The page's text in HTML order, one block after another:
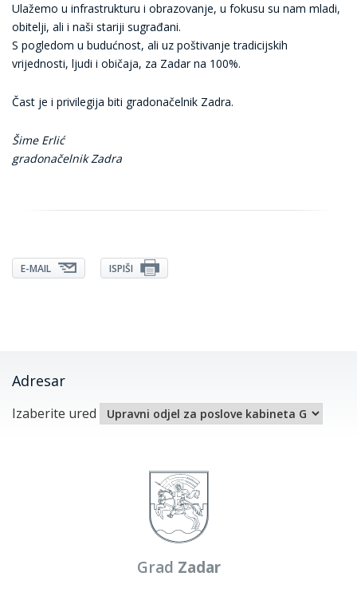
Ulažemo u infrastrukturu i obrazovanje, u fokusu su nam mladi,
obitelji, ali i naši stariji sugrađani.
S pogledom u budućnost, ali uz poštivanje tradicijskih
vrijednosti, ljudi i običaja, za Zadar na 100%.
Čast je i privilegija biti gradonačelnik Zadra.
Šime Erlić
gradonačelnik Zadra
E-MAIL ISPIŠI
Adresar
Izaberite ured
Grad Zadar